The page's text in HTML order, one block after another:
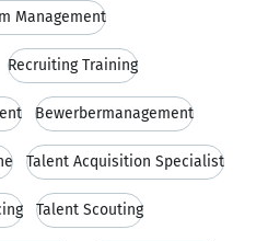
Management
Recruiting Training
Bewerbermanagement
Talent Acquisition Specialist
Talent Scouting